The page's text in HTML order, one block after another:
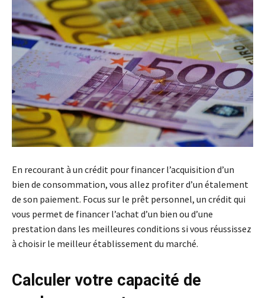
En recourant à un crédit pour financer l’acquisition d’un
bien de consommation, vous allez profiter d’un étalement
de son paiement. Focus sur le prêt personnel, un crédit qui
vous permet de financer l’achat d’un bien ou d’une
prestation dans les meilleures conditions si vous réussissez
à choisir le meilleur établissement du marché.
Calculer votre capacité de